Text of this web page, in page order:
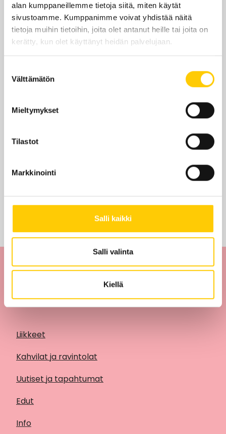
alan kumppaneillemme tietoja siitä, miten käytät
sivustoamme. Kumppanimme voivat yhdistää näitä
tietoja muihin tietoihin, joita olet antanut heille tai joita on
kerätty, kun olet käyttänyt heidän palvelujaan.
valinta
Välttämätön
Mieltymykset
Tilastot
Markkinointi
Salli kaikki
Salli valinta
Kiellä
Sijainti kauppakeskuksessa
Tarjouksia ei löytynyt
Liikkeet
Kahvilat ja ravintolat
Uutiset ja tapahtumat
Edut
Info